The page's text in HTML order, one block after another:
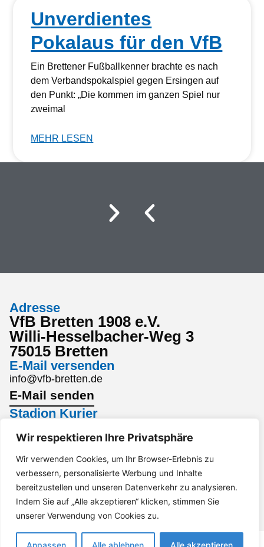
Wir respektieren Ihre Privatsphäre
Wir verwenden Cookies, um Ihr Browser-Erlebnis zu
verbessern, personalisierte Werbung und Inhalte
bereitzustellen und unseren Datenverkehr zu analysieren.
Indem Sie auf „Alle akzeptieren“ klicken, stimmen Sie
unserer Verwendung von Cookies zu.
Anpassen Alle ablehnen Alle akzeptieren
Unverdientes
Pokalaus für den VfB
Ein Brettener Fußballkenner brachte es nach
dem Verbandspokalspiel gegen Ersingen auf
den Punkt: „Die kommen im ganzen Spiel nur
zweimal
MEHR LESEN
Adresse
VfB Bretten 1908 e.V.
Willi-Hesselbacher-Weg 3
75015 Bretten
E-Mail versenden
info@vfb-bretten.de
E-Mail senden
Stadion Kurier
Stadion Kurier
Interesse an einem Sponsoring?
Gerne per Mail an marketing@vfb-bretten.de.
Anfrage senden
ImpressumDatenschutzBarrierefreiheit